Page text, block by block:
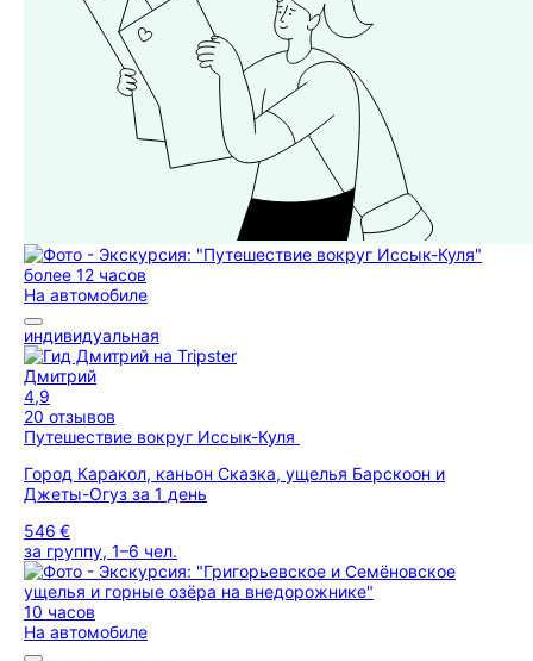
более 12 часов
На автомобиле
индивидуальная
Дмитрий
4,9
20 отзывов
Путешествие вокруг Иссык-Куля
Город Каракол, каньон Сказка, ущелья Барскоон и
Джеты-Огуз за 1 день
546 €
за группу, 1–6 чел.
10 часов
На автомобиле